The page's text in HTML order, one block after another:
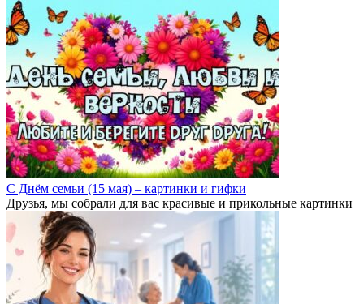
С Днём семьи (15 мая) – картинки и гифки
Друзья, мы собрали для вас красивые и прикольные картинки